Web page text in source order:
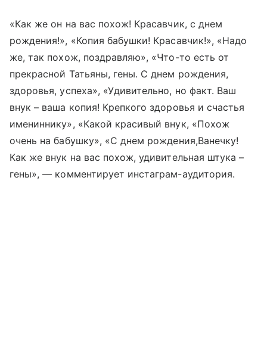
«Как же он на вас похож! Красавчик, с днем
рождения!», «Копия бабушки! Красавчик!», «Надо
же, так похож, поздравляю», «Что-то есть от
прекрасной Татьяны, гены. С днем рождения,
здоровья, успеха», «Удивительно, но факт. Ваш
внук – ваша копия! Крепкого здоровья и счастья
имениннику», «Какой красивый внук, «Похож
очень на бабушку», «С днем рождения,Ванечку!
Как же внук на вас похож, удивительная штука –
гены», — комментирует инстаграм-аудитория.